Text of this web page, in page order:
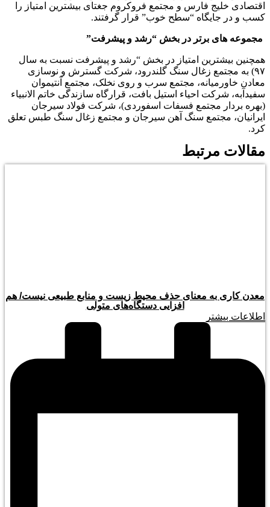
اقتصادی خلیج فارس و مجتمع فروکروم جغتای بیشترین امتیاز را
کسب و در جایگاه “سطح خوب” قرار گرفتند.
مجموعه های برتر در بخش “رشد و پیشرفت”
همچنین بیشترین امتیاز در بخش “رشد و پیشرفت نسبت به سال
۹۷) به مجتمع زغال سنگ گلندرود، شرکت گسترش و نوسازی
معادن خاورمیانه، مجتمع سرب و روی نخلک، مجتمع آنتیموان
سفیدآبه، شرکت احیاء استیل بافت، قرارگاه سازندگی خاتم الانبیاء
(بهره بردار مجتمع فسفات اسفوردی)، شرکت فولاد سیرجان
ایرانیان، مجتمع سنگ آهن سیرجان و مجتمع زغال سنگ طبس تعلق
کرد.
مقالات مرتبط
معدن کاری به معنای حذف محیط زیست و منابع طبیعی نیست/ هم
افزایی دستگاه‌های متولی
اطلاعات بیشتر